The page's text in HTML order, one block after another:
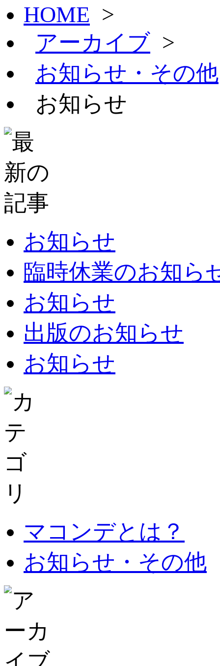
HOME >
アーカイブ >
お知らせ・その他
お知らせ
お知らせ
臨時休業のお知ら
お知らせ
出版のお知らせ
お知らせ
マコンデとは？
お知らせ・その他